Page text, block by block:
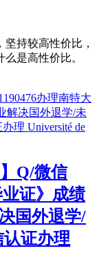
持较高性价比，
是高性价比。
Q/微信
业证》成绩
国外退学/
证办理